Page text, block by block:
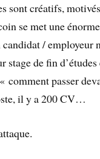
sont créatifs,
se met une
/ employeur
de fin
comment passer
il y a 200 CV…